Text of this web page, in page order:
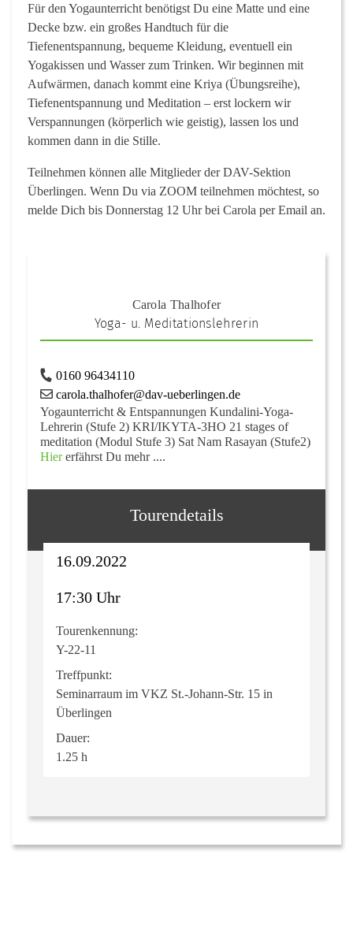
Für den Yogaunterricht benötigst Du eine Matte und eine
Decke bzw. ein großes Handtuch für die
Tiefenentspannung, bequeme Kleidung, eventuell ein
Yogakissen und Wasser zum Trinken. Wir beginnen mit
Aufwärmen, danach kommt eine Kriya (Übungsreihe),
Tiefenentspannung und Meditation – erst lockern wir
Verspannungen (körperlich wie geistig), lassen los und
kommen dann in die Stille.
Teilnehmen können alle Mitglieder der DAV-Sektion
Überlingen. Wenn Du via ZOOM teilnehmen möchtest, so
melde Dich bis Donnerstag 12 Uhr bei Carola per Email an.
Carola Thalhofer
Yoga- u. Meditationslehrerin
0160 96434110
carola.thalhofer@dav-ueberlingen.de
Yogaunterricht & Entspannungen Kundalini-Yoga-
Lehrerin (Stufe 2) KRI/IKYTA-3HO 21 stages of
meditation (Modul Stufe 3) Sat Nam Rasayan (Stufe2)
Hiererfährst Du mehr ....
Tourendetails
16.09.2022
17:30 Uhr
Tourenkennung:
Y-22-11
Treffpunkt:
Seminarraum im VKZ St.-Johann-Str. 15 in
Überlingen
Dauer:
1.25 h